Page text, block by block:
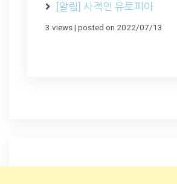
[알림] 사적인 유토피아
3 views| posted on 2022/07/13